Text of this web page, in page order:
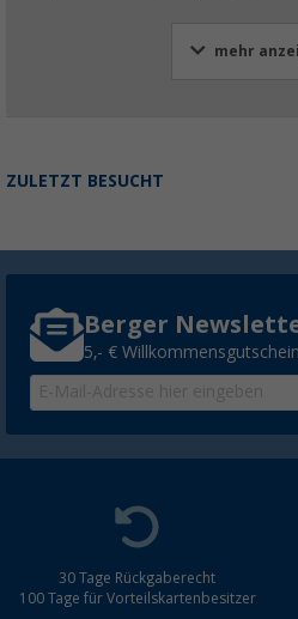
mehr
ZULETZT BESUCHT
Berger
5,- €
30 Tage Rückgaberecht
100 Tage für Vorteilskartenbesitzer